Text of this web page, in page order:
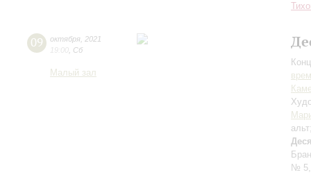
09 октября 2021
19:00 Сб
Малый зал
№ 5,